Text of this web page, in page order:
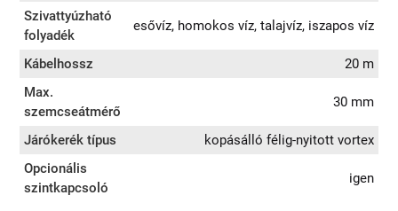
Szivattyúzható
folyadék
esővíz, homokos víz, talajvíz, iszapos víz
Kábelhossz
20 m
Max.
szemcseátmérő
30 mm
Járókerék típus
kopásálló félig-nyitott vortex
Opcionális
szintkapcsoló
igen